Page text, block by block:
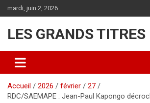
au
mardi, juin 2, 2026
LES GRANDS TITRES
Accueil 2026 février
27
RDC/SAEMAPE : Jean-Paul Kapongo